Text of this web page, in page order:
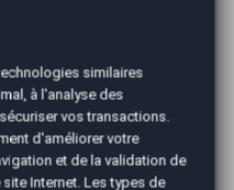
remboursé. Vérifiez vos
vous engager. Informations
Afin de respecter les
code de la consommation.
en agence.
similaires
à l'analyse des
vos transactions.
d'améliorer votre
et de la validation de
Internet. Les types de